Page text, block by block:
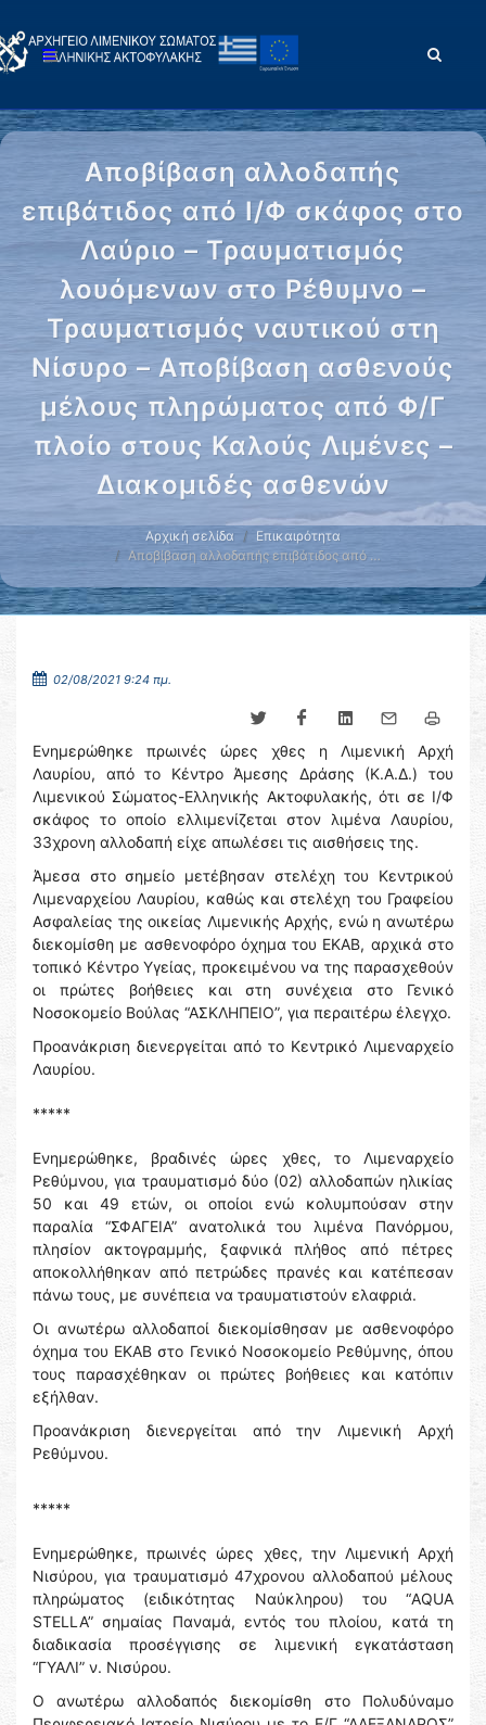
Αποβίβαση αλλοδαπής
επιβάτιδος από Ι/Φ σκάφος στο
Λαύριο – Τραυματισμός
λουόμενων στο Ρέθυμνο –
Τραυματισμός ναυτικού στη
Νίσυρο – Αποβίβαση ασθενούς
μέλους πληρώματος από Φ/Γ
πλοίο στους Καλούς Λιμένες –
Διακομιδές ασθενών
Αρχική σελίδα
Επικαιρότητα
Αποβίβαση αλλοδαπής επιβάτιδος από …
02/08/2021 9:24 πμ.
Ενημερώθηκε πρωινές ώρες χθες η Λιμενική Αρχή
Λαυρίου, από το Κέντρο Άμεσης Δράσης (Κ.Α.Δ.) του
Λιμενικού Σώματος-Ελληνικής Ακτοφυλακής, ότι σε Ι/Φ
σκάφος το οποίο ελλιμενίζεται στον λιμένα Λαυρίου,
33χρονη αλλοδαπή είχε απωλέσει τις αισθήσεις της.
Άμεσα στο σημείο μετέβησαν στελέχη του Κεντρικού
Λιμεναρχείου Λαυρίου, καθώς και στελέχη του Γραφείου
Ασφαλείας της οικείας Λιμενικής Αρχής, ενώ η ανωτέρω
διεκομίσθη με ασθενοφόρο όχημα του ΕΚΑΒ, αρχικά στο
τοπικό Κέντρο Υγείας, προκειμένου να της παρασχεθούν
οι πρώτες βοήθειες και στη συνέχεια στο Γενικό
Νοσοκομείο Βούλας “ΑΣΚΛΗΠΕΙΟ”, για περαιτέρω έλεγχο.
Προανάκριση διενεργείται από το Κεντρικό Λιμεναρχείο
Λαυρίου.
*****
Ενημερώθηκε, βραδινές ώρες χθες, το Λιμεναρχείο
Ρεθύμνου, για τραυματισμό δύο (02) αλλοδαπών ηλικίας
50 και 49 ετών, οι οποίοι ενώ κολυμπούσαν στην
παραλία “ΣΦΑΓΕΙΑ” ανατολικά του λιμένα Πανόρμου,
πλησίον ακτογραμμής, ξαφνικά πλήθος από πέτρες
αποκολλήθηκαν από πετρώδες πρανές και κατέπεσαν
πάνω τους, με συνέπεια να τραυματιστούν ελαφριά.
Οι ανωτέρω αλλοδαποί διεκομίσθησαν με ασθενοφόρο
όχημα του ΕΚΑΒ στο Γενικό Νοσοκομείο Ρεθύμνης, όπου
τους παρασχέθηκαν οι πρώτες βοήθειες και κατόπιν
εξἠλθαν.
Προανάκριση διενεργείται από την Λιμενική Αρχή
Ρεθύμνου.
*****
Ενημερώθηκε, πρωινές ώρες χθες, την Λιμενική Αρχή
Νισύρου, για τραυματισμό 47χρονου αλλοδαπού μέλους
πληρώματος (ειδικότητας Ναύκληρου) του “AQUA
STELLA” σημαίας Παναμά, εντός του πλοίου, κατά τη
διαδικασία προσέγγισης σε λιμενική εγκατάσταση
“ΓΥΑΛΙ” ν. Νισύρου.
Ο ανωτέρω αλλοδαπός διεκομίσθη στο Πολυδύναμο